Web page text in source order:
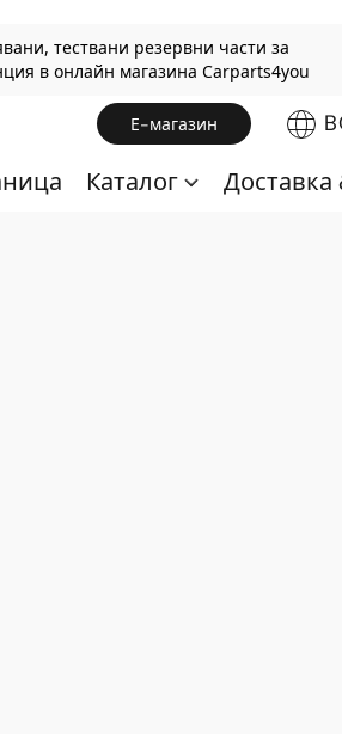
тествани резервни части за
в онлайн магазина Carparts4you
Е-магазин
Каталог Доставка